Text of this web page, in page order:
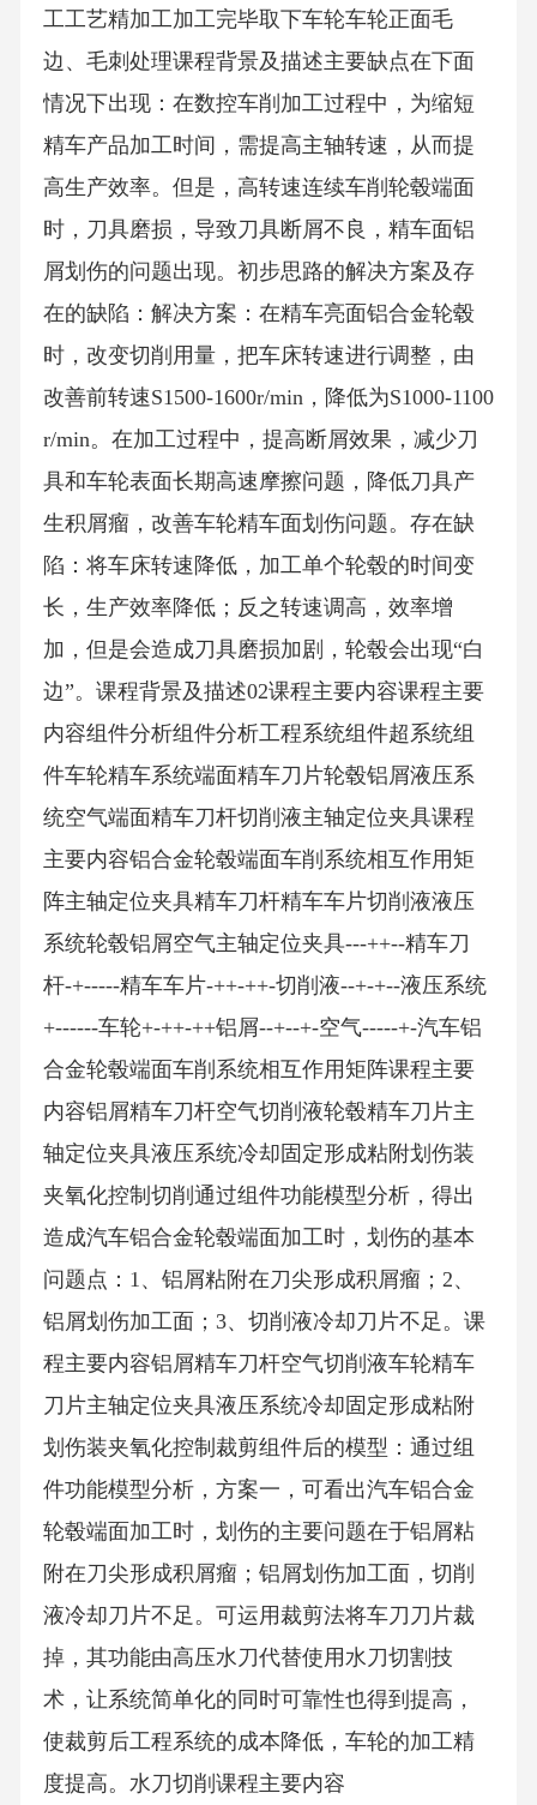
工工艺精加工加工完毕取下车轮车轮正面毛
边、毛刺处理课程背景及描述主要缺点在下面
情况下出现：在数控车削加工过程中，为缩短
精车产品加工时间，需提高主轴转速，从而提
高生产效率。但是，高转速连续车削轮毂端面
时，刀具磨损，导致刀具断屑不良，精车面铝
屑划伤的问题出现。初步思路的解决方案及存
在的缺陷：解决方案：在精车亮面铝合金轮毂
时，改变切削用量，把车床转速进行调整，由
改善前转速S1500-1600r/min，降低为S1000-1100
r/min。在加工过程中，提高断屑效果，减少刀
具和车轮表面长期高速摩擦问题，降低刀具产
生积屑瘤，改善车轮精车面划伤问题。存在缺
陷：将车床转速降低，加工单个轮毂的时间变
长，生产效率降低；反之转速调高，效率增
加，但是会造成刀具磨损加剧，轮毂会出现“白
边”。课程背景及描述02课程主要内容课程主要
内容组件分析组件分析工程系统组件超系统组
件车轮精车系统端面精车刀片轮毂铝屑液压系
统空气端面精车刀杆切削液主轴定位夹具课程
主要内容铝合金轮毂端面车削系统相互作用矩
阵主轴定位夹具精车刀杆精车车片切削液液压
系统轮毂铝屑空气主轴定位夹具---++--精车刀
杆-+-----精车车片-++-++-切削液--+-+--液压系统
+------车轮+-++-++铝屑--+--+-空气-----+-汽车铝
合金轮毂端面车削系统相互作用矩阵课程主要
内容铝屑精车刀杆空气切削液轮毂精车刀片主
轴定位夹具液压系统冷却固定形成粘附划伤装
夹氧化控制切削通过组件功能模型分析，得出
造成汽车铝合金轮毂端面加工时，划伤的基本
问题点：1、铝屑粘附在刀尖形成积屑瘤；2、
铝屑划伤加工面；3、切削液冷却刀片不足。课
程主要内容铝屑精车刀杆空气切削液车轮精车
刀片主轴定位夹具液压系统冷却固定形成粘附
划伤装夹氧化控制裁剪组件后的模型：通过组
件功能模型分析，方案一，可看出汽车铝合金
轮毂端面加工时，划伤的主要问题在于铝屑粘
附在刀尖形成积屑瘤；铝屑划伤加工面，切削
液冷却刀片不足。可运用裁剪法将车刀刀片裁
掉，其功能由高压水刀代替使用水刀切割技
术，让系统简单化的同时可靠性也得到提高，
使裁剪后工程系统的成本降低，车轮的加工精
度提高。水刀切削课程主要内容